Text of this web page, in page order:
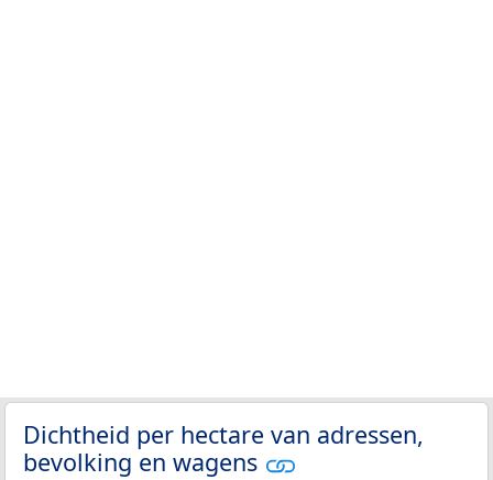
Dichtheid per hectare van adressen,
bevolking en wagens